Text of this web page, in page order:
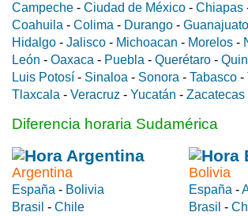
Campeche - Ciudad de México - Chiapas
Coahuila - Colima - Durango - Guanajuato
Hidalgo - Jalisco - Michoacan - Morelos -
León - Oaxaca - Puebla - Querétaro -
Luis Potosí - Sinaloa - Sonora - Tabasco -
Tlaxcala - Veracruz - Yucatán - Zacatecas
Diferencia horaria Sudamérica
Argentina
España - Bolivia
Brasil - Chile
Bolivia
España -
Brasil -